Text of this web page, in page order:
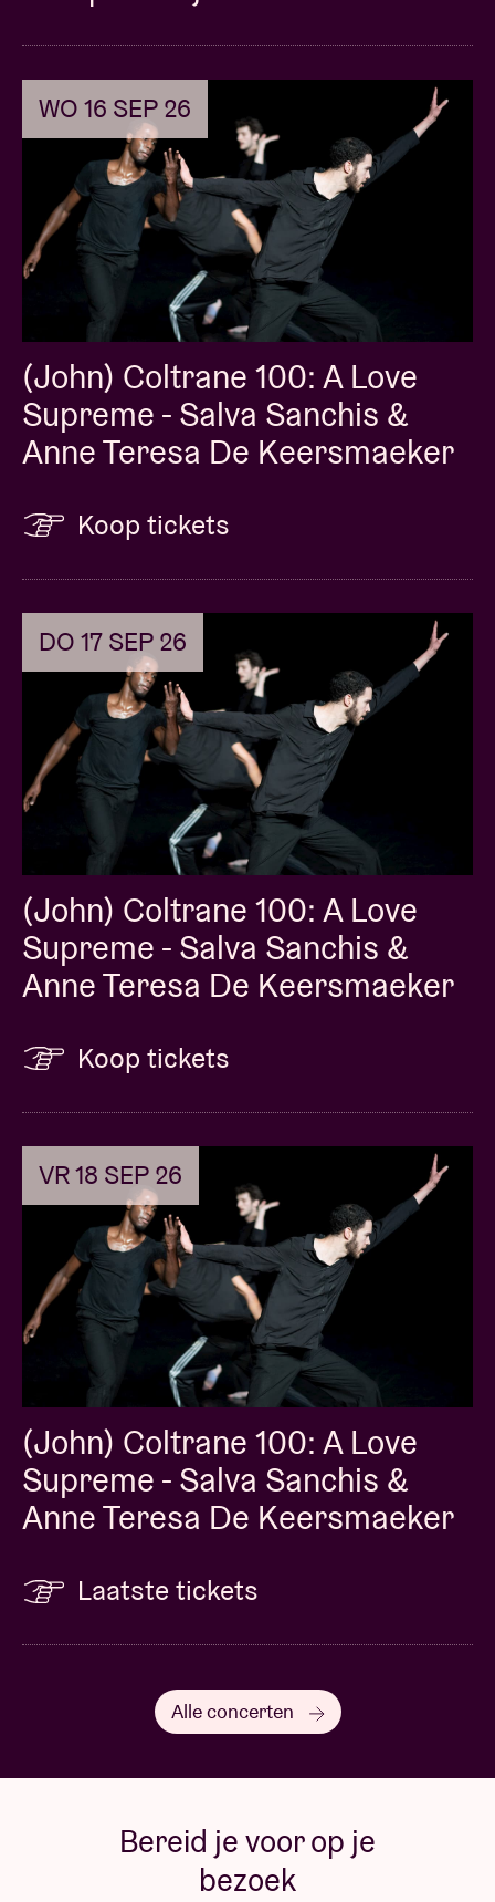
WO 16 SEP 26
(John) Coltrane 100: A Love
Supreme - Salva Sanchis &
Anne Teresa De Keersmaeker
Koop tickets
DO 17 SEP 26
(John) Coltrane 100: A Love
Supreme - Salva Sanchis &
Anne Teresa De Keersmaeker
Koop tickets
VR 18 SEP 26
(John) Coltrane 100: A Love
Supreme - Salva Sanchis &
Anne Teresa De Keersmaeker
Laatste tickets
Alle concerten
Bereid je voor op je
bezoek